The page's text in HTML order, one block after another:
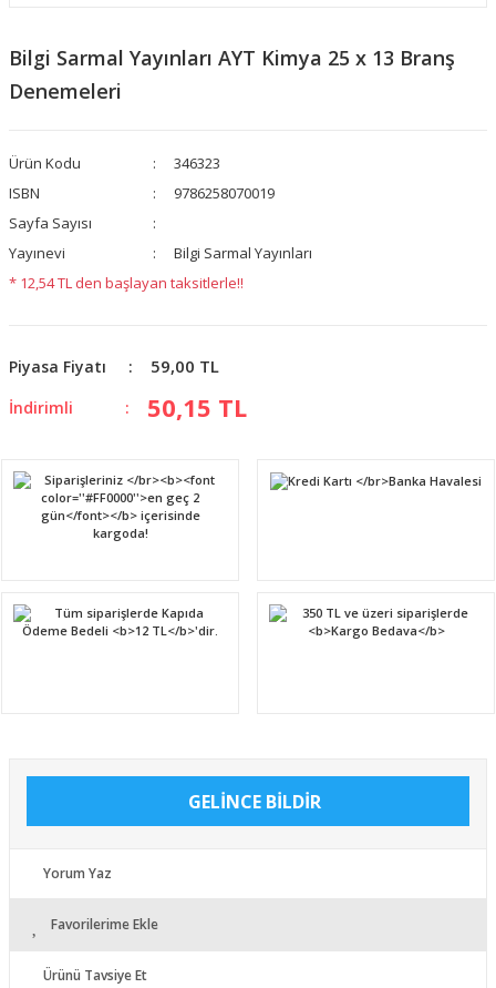
Bilgi Sarmal Yayınları AYT Kimya 25 x 13 Branş
Denemeleri
Ürün Kodu
346323
ISBN
9786258070019
Sayfa Sayısı
Yayınevi
Bilgi Sarmal Yayınları
* 12,54 TL den başlayan taksitlerle!!
Piyasa Fiyatı 59,00 TL
İndirimli 50,15 TL
GELİNCE BİLDİR
Yorum Yaz
Favorilerime Ekle
Ürünü Tavsiye Et